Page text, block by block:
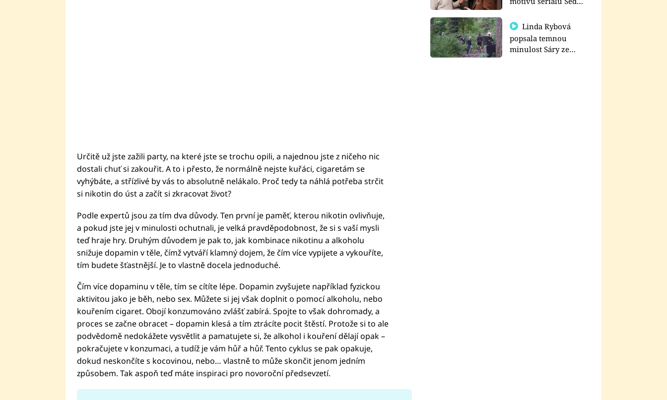
Určitě už jste zažili party, na které jste se trochu opili, a najednou jste z ničeho nic
dostali chuť si zakouřit. A to i přesto, že normálně nejste kuřáci, cigaretám se
vyhýbáte, a střízlivé by vás to absolutně nelákalo. Proč tedy ta náhlá potřeba strčit
si nikotin do úst a začít si zkracovat život?
Podle expertů jsou za tím dva důvody. Ten první je paměť, kterou nikotin ovlivňuje,
a pokud jste jej v minulosti ochutnali, je velká pravděpodobnost, že si s vaší mysli
teď hraje hry. Druhým důvodem je pak to, jak kombinace nikotinu a alkoholu
snižuje dopamin v těle, čímž vytváří klamný dojem, že čím více vypijete a vykouříte,
tím budete šťastnější. Je to vlastně docela jednoduché.
Čím více dopaminu v těle, tím se cítíte lépe. Dopamin zvyšujete například fyzickou
aktivitou jako je běh, nebo sex. Můžete si jej však doplnit o pomocí alkoholu, nebo
kouřením cigaret. Obojí konzumováno zvlášť zabírá. Spojte to však dohromady, a
proces se začne obracet – dopamin klesá a tím ztrácíte pocit štěstí. Protože si to ale
podvědomě nedokážete vysvětlit a pamatujete si, že alkohol i kouření dělají opak –
pokračujete v konzumaci, a tudíž je vám hůř a hůř. Tento cyklus se pak opakuje,
dokud neskončíte s kocovinou, nebo… vlastně to může skončit jenom jedním
způsobem. Tak aspoň teď máte inspiraci pro novoroční předsevzetí.
Linda Rybová
popsala temnou
minulost Sáry ze